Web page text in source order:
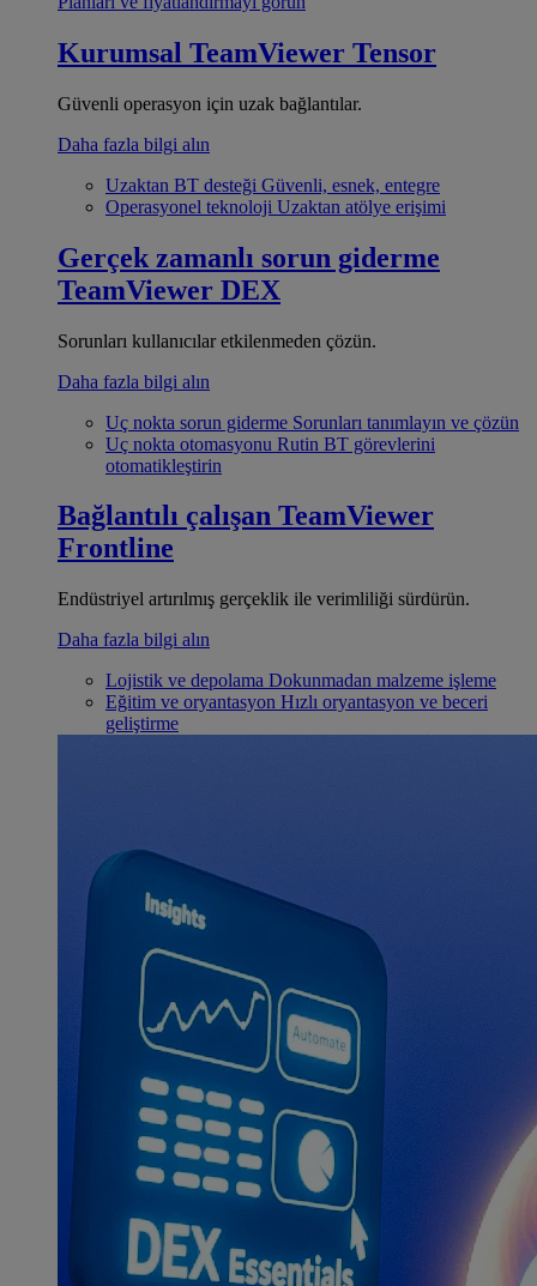
Kurumsal TeamViewer Tensor
Güvenli operasyon için uzak bağlantılar.
Daha fazla bilgi alın
Uzaktan BT desteği Güvenli, esnek, entegre
Operasyonel teknoloji Uzaktan atölye erişimi
Gerçek zamanlı sorun giderme
TeamViewer DEX
Sorunları kullanıcılar etkilenmeden çözün.
Daha fazla bilgi alın
Uç nokta sorun giderme Sorunları tanımlayın ve çözün
Uç nokta otomasyonu Rutin BT görevlerini
otomatikleştirin
Bağlantılı çalışan TeamViewer
Frontline
Endüstriyel artırılmış gerçeklik ile verimliliği sürdürün.
Daha fazla bilgi alın
Lojistik ve depolama Dokunmadan malzeme işleme
Eğitim ve oryantasyon Hızlı oryantasyon ve beceri
geliştirme